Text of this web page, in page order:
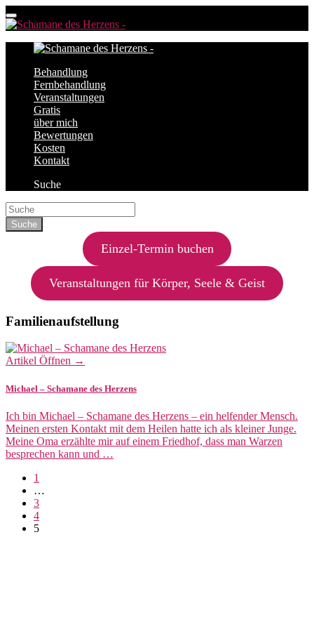
Behandlung
Fernbehandlung
Veranstaltungen
Gratis
über mich
Bewertungen
Kosten
Kontakt
Suche
Einzel-Termin buchen
Veranstaltungen für Körper, Seele & Geist
Familienaufstellung
Artikel Öffnen →
Michael – Schamane des Herzens
Ich bin Michael – Schamane des Herzens – ein helfender Mensch.
Meinen ersten Kontakt mit dem Heilen hatte ich als kleiner Junge.
Meine Oma erzählte mir auf einem Friedhof, dass man Warzen
besprechen kann und …
1
…
3
4
5